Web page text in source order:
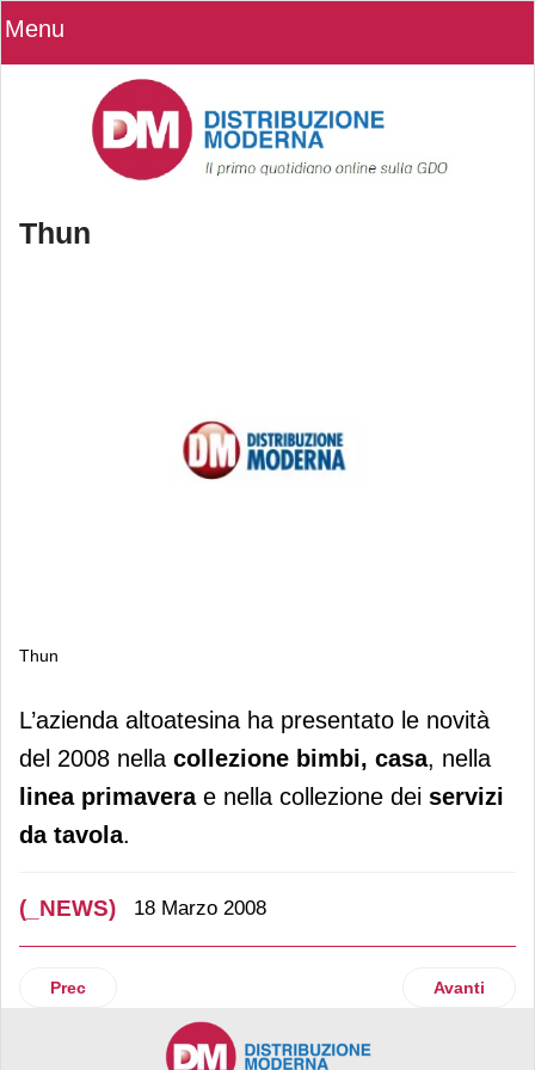
Menu
Thun
Thun
Thun
L’azienda altoatesina ha presentato le novità
del 2008 nella collezione bimbi, casa, nella
linea primaverae nella collezione dei servizi
da tavola.
(_NEWS) 18 Marzo 2008
Articolo precedente: Kraun
Prec Articolo
Avanti